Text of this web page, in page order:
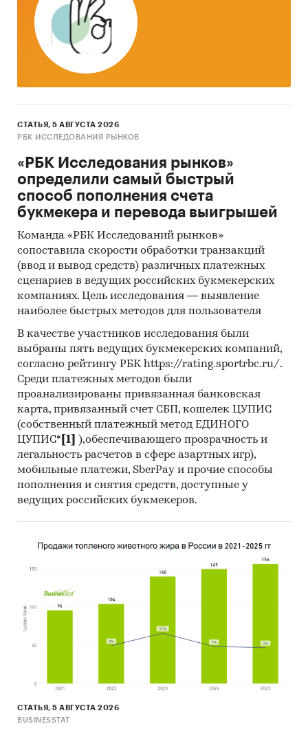
СТАТЬЯ, 5 АВГУСТА 2026
РБК ИССЛЕДОВАНИЯ РЫНКОВ
«РБК Исследования рынков»
определили самый быстрый
способ пополнения счета
букмекера и перевода выигрышей
Команда «РБК Исследований рынков»
сопоставила скорости обработки транзакций
(ввод и вывод средств) различных платежных
сценариев в ведущих российских букмекерских
компаниях. Цель исследования — выявление
наиболее быстрых методов для пользователя
В качестве участников исследования были
выбраны пять ведущих букмекерских компаний,
согласно рейтингу РБК https://rating.sportrbc.ru/.
Среди платежных методов были
проанализированы привязанная банковская
карта, привязанный счет СБП, кошелек ЦУПИС
(собственный платежный метод ЕДИНОГО
ЦУПИС* [1]
),обеспечивающего прозрачность и
легальность расчетов в сфере азартных игр),
мобильные платежи, SberPay и прочие способы
пополнения и снятия средств, доступные у
ведущих российских букмекеров.
СТАТЬЯ, 5 АВГУСТА 2026
BUSINESSTAT